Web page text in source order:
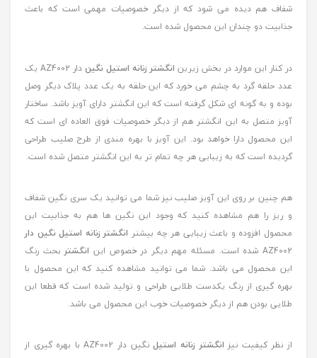
شفاف هم دیده می شود که از دیگر خصوصیات مهمی است که باعث
جذابیت دو چندان این محصول شده است.
در کنار این موارد در بخش زیرین انگشتر زنانه استیل نگین
دار AZ4002 یک
عدد حلقه گرد به چشم می خورد که این حلقه به یک عدد پلاک دیگر وصل
بوده و به گونه ای شکل گرفته است که این انگشتر دارای آویز باشد. ساختار
آویز متصل به این انگشتر هم از دیگر خصوصیات فوق العاده ای است که
این محصول دارا خواهد بود. این آویز با بهره مندی از طرح صلیب طراحی
گردیده است که به زیبایی هر چه تمام تر به این انگشتر متصل شده است.
هم چنین بر روی این آویز صلیب نیز شما می توانید یک سری نگین شفاف
و ریز را هم مشاهده کنید که وجود این نگین ها هم به جذابیت این
محصول افزوده و باعث زیبایی هر چه بیشتر انگشتر زنانه استیل نگین دار
AZ4002 شده است. مسئله مهم دیگر در خصوص این
انگشتربحث رنگ
این محصول می باشد. شما می توانید مشاهده کنید که این محصول با
بهره گیری از رنگ یکدست طلایی طراحی و تولید شده است که قطعا این
طلایی بودن هم از دیگر خصوصیات خوب این محصول می باشد.
از نظر کیفیت نیز انگشتر زنانه استیل
نگین دار AZ4002 با بهره گیری از